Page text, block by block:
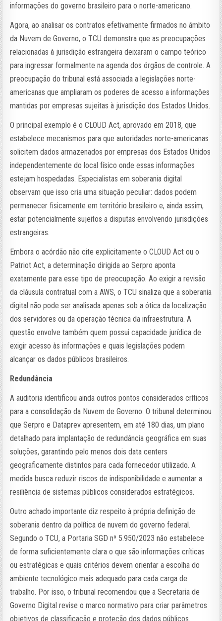
informações do governo brasileiro para o norte-americano.
Agora, ao analisar os contratos efetivamente firmados no âmbito
da Nuvem de Governo, o TCU demonstra que as preocupações
relacionadas à jurisdição estrangeira deixaram o campo teórico
para ingressar formalmente na agenda dos órgãos de controle. A
preocupação do tribunal está associada a legislações norte-
americanas que ampliaram os poderes de acesso a informações
mantidas por empresas sujeitas à jurisdição dos Estados Unidos.
O principal exemplo é o CLOUD Act, aprovado em 2018, que
estabelece mecanismos para que autoridades norte-americanas
solicitem dados armazenados por empresas dos Estados Unidos
independentemente do local físico onde essas informações
estejam hospedadas. Especialistas em soberania digital
observam que isso cria uma situação peculiar: dados podem
permanecer fisicamente em território brasileiro e, ainda assim,
estar potencialmente sujeitos a disputas envolvendo jurisdições
estrangeiras.
Embora o acórdão não cite explicitamente o CLOUD Act ou o
Patriot Act, a determinação dirigida ao Serpro aponta
exatamente para esse tipo de preocupação. Ao exigir a revisão
da cláusula contratual com a AWS, o TCU sinaliza que a soberania
digital não pode ser analisada apenas sob a ótica da localização
dos servidores ou da operação técnica da infraestrutura. A
questão envolve também quem possui capacidade jurídica de
exigir acesso às informações e quais legislações podem
alcançar os dados públicos brasileiros.
Redundância
A auditoria identificou ainda outros pontos considerados críticos
para a consolidação da Nuvem de Governo. O tribunal determinou
que Serpro e Dataprev apresentem, em até 180 dias, um plano
detalhado para implantação de redundância geográfica em suas
soluções, garantindo pelo menos dois data centers
geograficamente distintos para cada fornecedor utilizado. A
medida busca reduzir riscos de indisponibilidade e aumentar a
resiliência de sistemas públicos considerados estratégicos.
Outro achado importante diz respeito à própria definição de
soberania dentro da política de nuvem do governo federal.
Segundo o TCU, a Portaria SGD nº 5.950/2023 não estabelece
de forma suficientemente clara o que são informações críticas
ou estratégicas e quais critérios devem orientar a escolha do
ambiente tecnológico mais adequado para cada carga de
trabalho. Por isso, o tribunal recomendou que a Secretaria de
Governo Digital revise o marco normativo para criar parâmetros
objetivos de classificação e proteção dos dados públicos.